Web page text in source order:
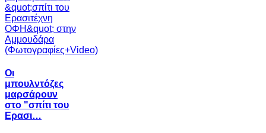
Oι
μπουλντόζες
μαρσάρουν
στο "σπίτι του
Ερασι…